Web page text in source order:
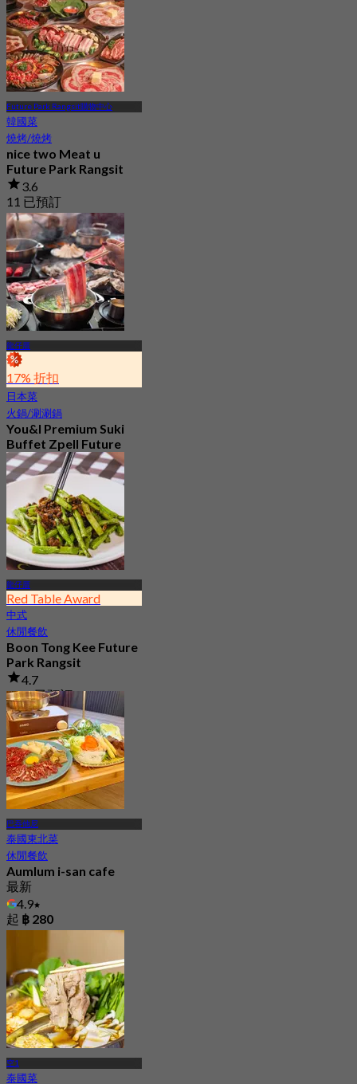
Future Park Rangsit購物中心
韓國菜
燒烤/燒烤
nice two Meat u
Future Park Rangsit
3.6
11 已預訂
起฿ 845
龍仔厝
17% 折扣
日本菜
火鍋/涮涮鍋
You&I Premium Suki
Buffet Zpell Future
Park Rangsit
4.7
2.1K 已預訂
起฿ 498
龍仔厝
Red Table Award
中式
休閒餐飲
Boon Tong Kee Future
Park Rangsit
4.7
4.1K 已預訂
起฿ 362.5
巴吞他尼
泰國東北菜
休閒餐飲
Aumlum i-san cafe
最新
4.9
起 ฿ 280
空1
泰國菜